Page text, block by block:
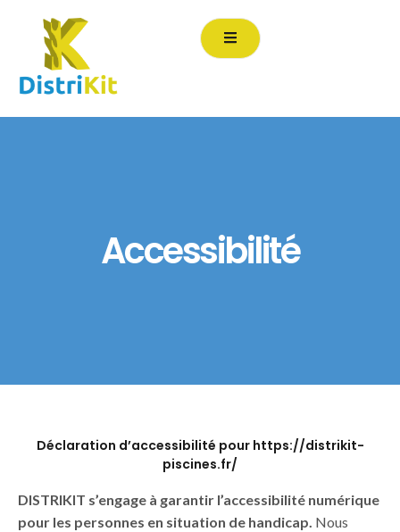
principal
Accessibilité
Déclaration d’accessibilité pour https://distrikit-
piscines.fr/
DISTRIKIT s’engage à garantir l’accessibilité numérique
pour les personnes en situation de handicap. Nous